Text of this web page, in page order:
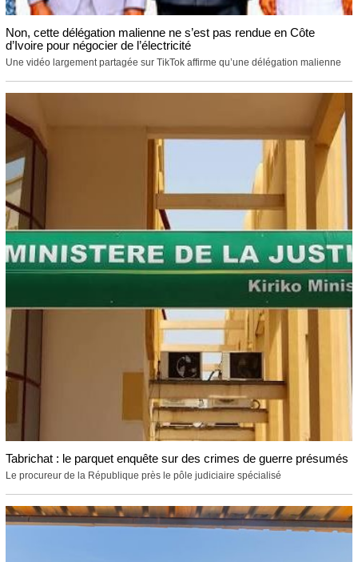
Non, cette délégation malienne ne s’est pas rendue en Côte
d’Ivoire pour négocier de l’électricité
Une vidéo largement partagée sur TikTok affirme qu’une délégation malienne
Tabrichat : le parquet enquête sur des crimes de guerre présumés
Le procureur de la République près le pôle judiciaire spécialisé